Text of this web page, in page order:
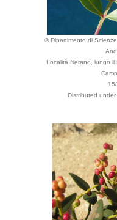
© Dipartimento di
Località Nerano, lungo il
Distributed under